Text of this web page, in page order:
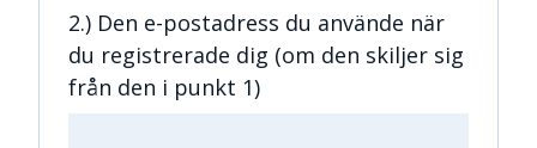
2.) Den e-postadress du använde när
du registrerade dig (om den skiljer sig
från den i punkt 1)